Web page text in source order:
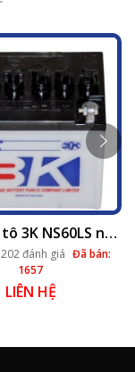
Ắc quy ô tô 3K NS60LS nước (12v - 45ah)
202 đánh giá Đã bán:
1657
LIÊN HỆ